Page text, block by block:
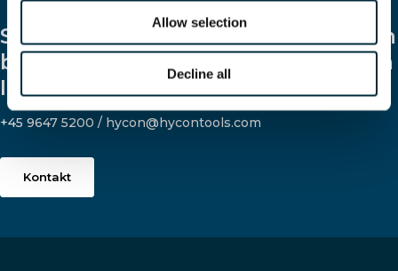
Allow selection
Decline all
Sprechen Sie uns an, damit wir Ihnen
bei der Suche nach einem Händler in
Ihrer Nähe helfen können.
+45 9647 5200 / hycon@hycontools.com
Kontakt